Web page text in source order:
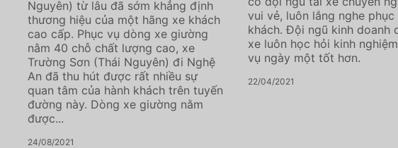
Nguyên) từ lâu đã sớm khẳng định
thương hiệu của một hãng xe khách
cao cấp. Phục vụ dòng xe giường
nằm 40 chỗ chất lượng cao, xe
Trường Sơn (Thái Nguyên) đi Nghệ
An đã thu hút được rất nhiều sự
quan tâm của hành khách trên tuyến
đường này. Dòng xe giường nằm
được...
24/08/2021
vui vẻ, luôn lắng nghe phục
khách. Đội ngũ kinh doanh
xe luôn học hỏi kinh
vụ ngày một tốt hơn.
22/04/2021